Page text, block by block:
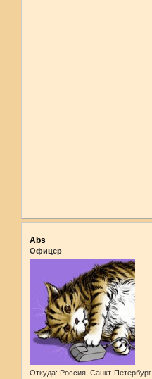
Abs
Офицер
Откуда: Россия, Санкт-Петербург